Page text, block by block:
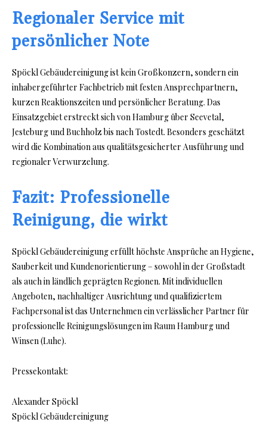
Regionaler Service mit
persönlicher Note
Spöckl Gebäudereinigung ist kein Großkonzern, sondern ein
inhabergeführter Fachbetrieb mit festen Ansprechpartnern,
kurzen Reaktionszeiten und persönlicher Beratung. Das
Einsatzgebiet erstreckt sich von Hamburg über Seevetal,
Jesteburg und Buchholz bis nach Tostedt. Besonders geschätzt
wird die Kombination aus qualitätsgesicherter Ausführung und
regionaler Verwurzelung.
Fazit: Professionelle
Reinigung, die wirkt
Spöckl Gebäudereinigung erfüllt höchste Ansprüche an Hygiene,
Sauberkeit und Kundenorientierung – sowohl in der Großstadt
als auch in ländlich geprägten Regionen. Mit individuellen
Angeboten, nachhaltiger Ausrichtung und qualifiziertem
Fachpersonal ist das Unternehmen ein verlässlicher Partner für
professionelle Reinigungslösungen im Raum Hamburg und
Winsen (Luhe).
Pressekontakt:
Alexander Spöckl
Spöckl Gebäudereinigung